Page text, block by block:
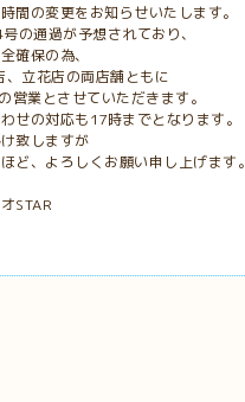
間の変更をお知らせいたします。
の通過が予想されており、
確保の為、
立花店の両店舗ともに
営業とさせていただきます。
せの対応も17時までとなります。
致しますが
ど、よろしくお願い申し上げます。
STAR